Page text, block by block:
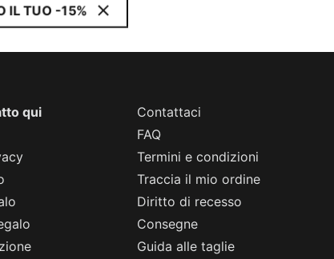
IL TUO -15%
qui
Contattaci
FAQ
Termini e condizioni
Traccia il mio ordine
Diritto di recesso
Consegne
Guida alle taglie